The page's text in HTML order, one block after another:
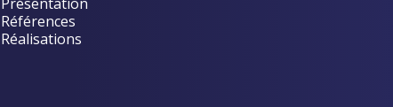
Références
Réalisations